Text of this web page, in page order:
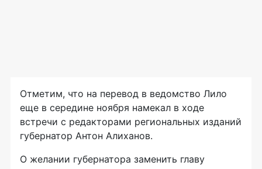
Отметим, что на перевод в ведомство Лило
еще в середине ноября намекал в ходе
встречи с редакторами региональных изданий
губернатор Антон Алиханов.
О желании губернатора заменить главу